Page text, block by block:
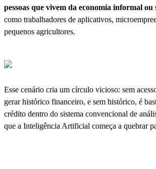
pessoas que vivem da economia informal ou
como trabalhadores de aplicativos,
pequenos agricultores.
Esse cenário cria um círculo vicioso: sem
gerar histórico financeiro, e sem histórico, é
crédito dentro do sistema convencional de
que a Inteligência Artificial começa a quebrar